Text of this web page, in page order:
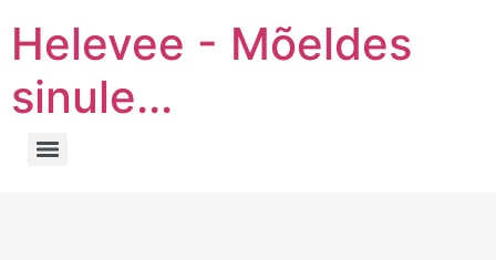
Helevee - Mõeldes
sinule...